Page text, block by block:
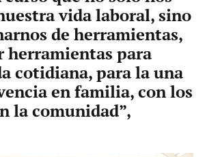
vida laboral, sino
de herramientas,
herramientas para
cotidiana, para la una
en familia, con los
la comunidad”,